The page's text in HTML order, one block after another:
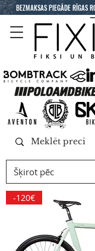
BEZMAKSAS PIEGĀDE RĪGAS
-120€